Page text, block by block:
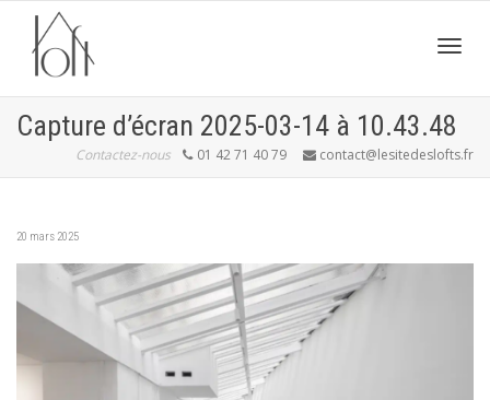
Capture d’écran 2025-03-14 à 10.43.48
Contactez-nous 01 42 71 40 79 contact@lesitedeslofts.fr
20 mars 2025